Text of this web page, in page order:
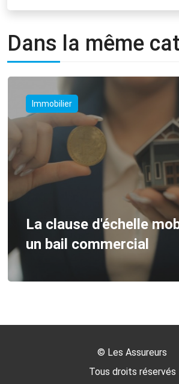
Dans la même
Immobilier
La clause d'échelle
un bail commercial
© Les Assureurs
Tous droits réservés